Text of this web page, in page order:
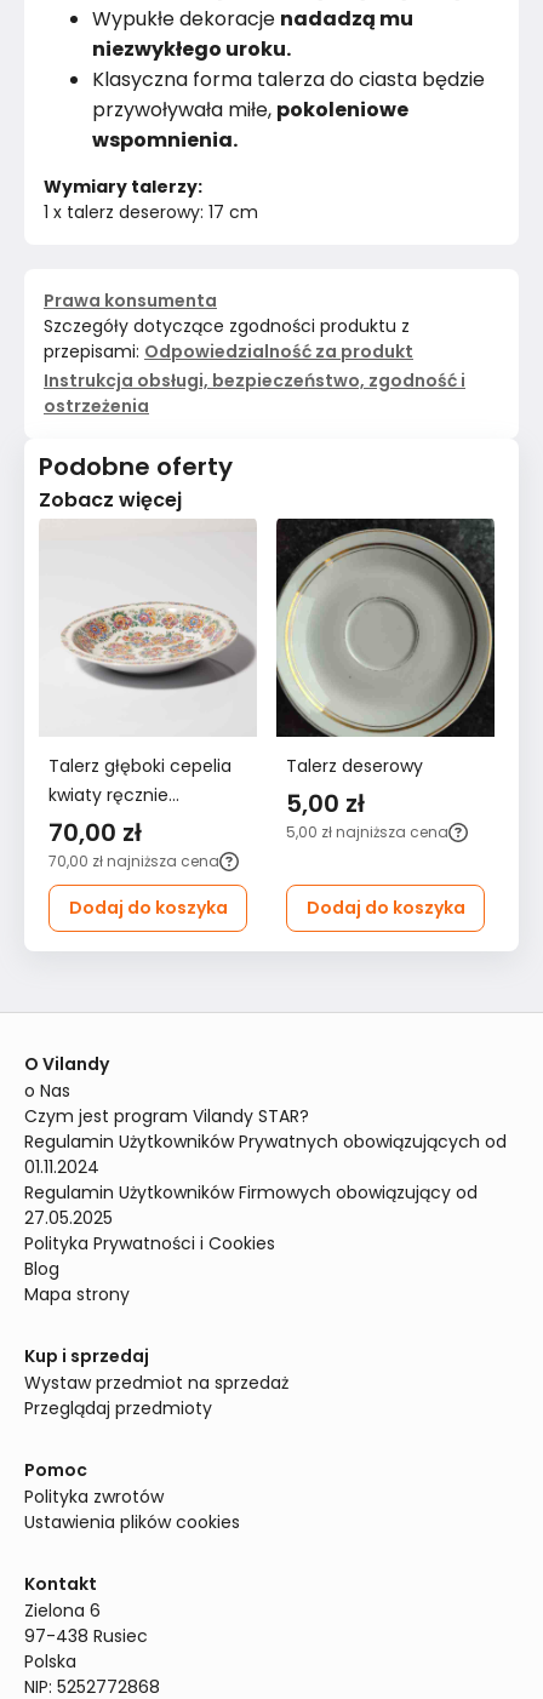
Wypukłe dekoracje nadadzą mu
niezwykłego uroku.
Klasyczna forma talerza do ciasta będzie
przywoływała miłe, pokoleniowe
wspomnienia.
Wymiary talerzy:
1 x talerz deserowy: 17 cm
Prawa konsumenta
Szczegóły dotyczące zgodności produktu z
przepisami: Odpowiedzialność za produkt
Instrukcja obsługi, bezpieczeństwo, zgodność i
ostrzeżenia
Podobne oferty
Zobacz więcej
Talerz głęboki cepelia
kwiaty ręcznie
malowane
70,00 zł
70,00 zł najniższa cena
Dodaj do koszyka
Talerz deserowy
5,00 zł
5,00 zł najniższa cena
Dodaj do koszyka
O Vilandy
o Nas
Czym jest program Vilandy STAR?
Regulamin Użytkowników Prywatnych obowiązujących od
01.11.2024
Regulamin Użytkowników Firmowych obowiązujący od
27.05.2025
Polityka Prywatności i Cookies
Blog
Mapa strony
Kup i sprzedaj
Wystaw przedmiot na sprzedaż
Przeglądaj przedmioty
Pomoc
Polityka zwrotów
Ustawienia plików cookies
Kontakt
Zielona 6
97-438 Rusiec
Polska
NIP: 5252772868